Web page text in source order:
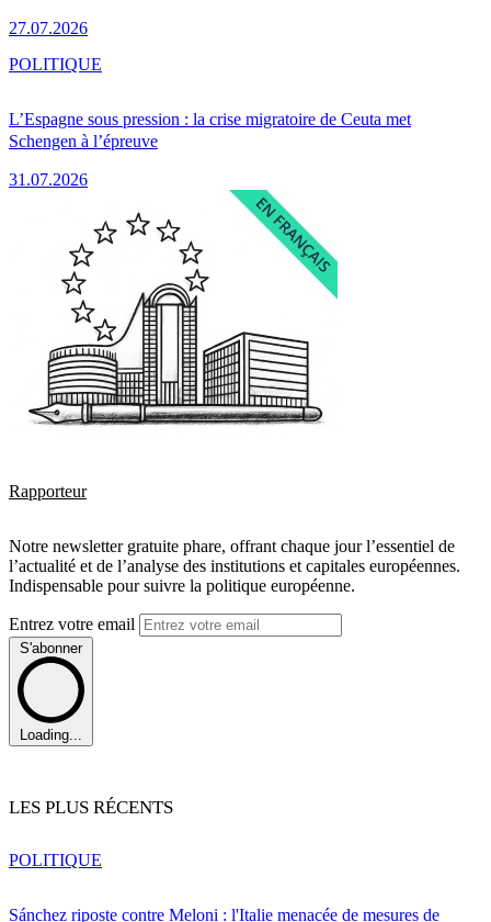
27.07.2026
L’Espagne sous pression : la crise migratoire de Ceuta met
Schengen à l’épreuve
31.07.2026
POLITIQUE
Rapporteur
Notre newsletter gratuite phare, offrant chaque jour l’essentiel de
l’actualité et de l’analyse des institutions et capitales européennes.
Indispensable pour suivre la politique européenne.
Entrez votre email
S'abonner
Loading...
LES PLUS RÉCENTS
Sánchez riposte contre Meloni : l'Italie menacée de mesures de
POLITIQUE